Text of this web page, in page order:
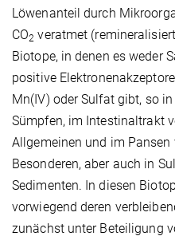
Löwenanteil durch
CO2 veratmet
Biotope, in denen es weder
positive
Mn(IV) oder Sulfat gibt, so
Sümpfen, im Intestinaltrakt
Allgemeinen und im Pansen
Besonderen, aber auch in
Sedimenten. In diesen
vorwiegend deren
zunächst unter Beteiligung